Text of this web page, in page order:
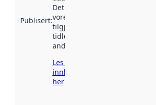
Publisert:
Det kan ha
vore
tilgjengeleg
tidlegare
andre stader.
Les meir om
innhenting
her